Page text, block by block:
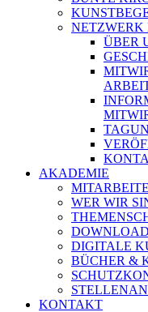
NETZWERK
ÜBER
AKADEMIE
WER WIR
DIGITALE
BÜCHER &
KONTAKT